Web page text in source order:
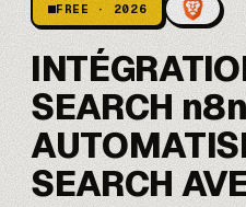
FREE · 2026
SEARCH
SEARCH